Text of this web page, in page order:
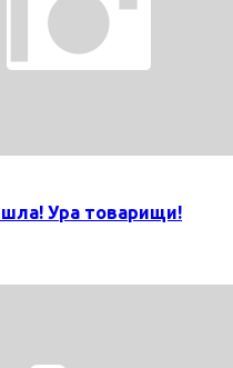
Ура товарищи!